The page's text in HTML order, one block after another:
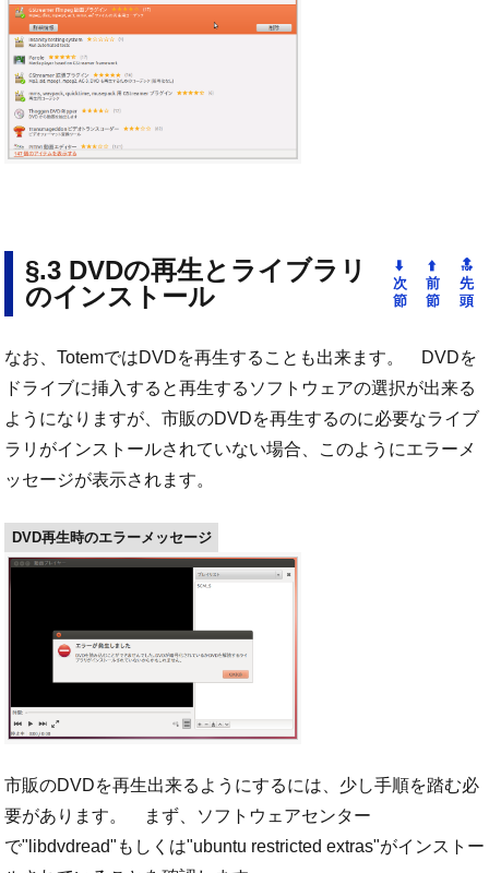
DVDの再生とライブラリ
のインストール
なお、TotemではDVDを再生することも出来ます。 DVDを
ドライブに挿入すると再生するソフトウェアの選択が出来る
ようになりますが、市販のDVDを再生するのに必要なライブ
ラリがインストールされていない場合、このようにエラーメ
ッセージが表示されます。
DVD再生時のエラーメッセージ
市販のDVDを再生出来るようにするには、少し手順を踏む必
要があります。 まず、ソフトウェアセンター
で"libdvdread"もしくは"ubuntu restricted extras"がインストー